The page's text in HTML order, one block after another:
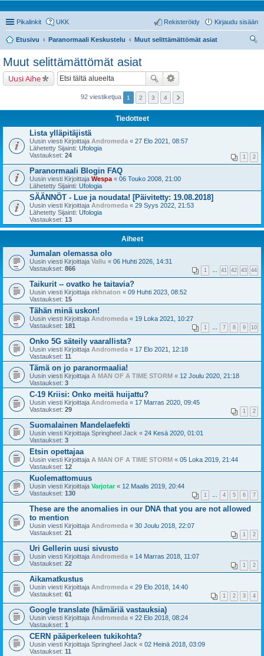
Pikalinkit UKK Kirjaudu sisään
Rekisteröidy
Etusivu Paranormaali Keskustelu
Muut selittämättömät asiat
Muut selittämättömät asiat
Uusi Aihe
92 viestiketjua 1 2 3 4
Tiedotteet
Lista ylläpitäjistä
Uusin viesti Kirjoittaja Andromeda « 27 Elo 2021, 08:57
Lähetetty Sijainti: Ufologia
Vastaukset: 24 1 2
Paranormaali Blogin FAQ
Uusin viesti Kirjoittaja Wespa « 06 Touko 2008, 21:00
Lähetetty Sijainti: Ufologia
SÄÄNNÖT - Lue ja noudata! [Päivitetty: 19.08.2018]
Uusin viesti Kirjoittaja Andromeda « 29 Syys 2022, 21:53
Lähetetty Sijainti: Ufologia
Vastaukset: 13
Aiheet
Jumalan olemassa olo
Uusin viesti Kirjoittaja Vallu « 06 Huhti 2026, 14:31
Vastaukset: 866 1 … 41 42 43 44
Taikurit -- ovatko he taitavia?
Uusin viesti Kirjoittaja ekhnaton « 09 Huhti 2023, 08:52
Vastaukset: 15
Tähän minä uskon!
Uusin viesti Kirjoittaja Andromeda « 19 Loka 2021, 10:27
Vastaukset: 181 1 … 7 8 9 10
Onko 5G säteily vaarallista?
Uusin viesti Kirjoittaja Andromeda « 17 Elo 2021, 12:18
Vastaukset: 11
Tämä on jo paranormaalia!
Uusin viesti Kirjoittaja A MAN OF A TIME STORM « 12 Joulu 2020, 21:18
Vastaukset: 3
C-19 Kriisi: Onko meitä huijattu?
Uusin viesti Kirjoittaja Andromeda « 17 Marras 2020, 09:45
Vastaukset: 29 1 2
Suomalainen Mandelaefekti
Uusin viesti Kirjoittaja Springheel Jack « 24 Kesä 2020, 01:01
Vastaukset: 3
Etsin opettajaa
Uusin viesti Kirjoittaja A MAN OF A TIME STORM « 05 Loka 2019, 21:44
Vastaukset: 12
Kuolemattomuus
Uusin viesti Kirjoittaja Varjotar « 12 Maalis 2019, 20:44
Vastaukset: 130 1 … 4 5 6 7
These are the anomalies in our DNA that you are not allowed
to mention
Uusin viesti Kirjoittaja Andromeda « 30 Joulu 2018, 22:07
Vastaukset: 21 1 2
Uri Gellerin uusi sivusto
Uusin viesti Kirjoittaja Andromeda « 14 Marras 2018, 11:07
Vastaukset: 22 1 2
Aikamatkustus
Uusin viesti Kirjoittaja Andromeda « 29 Elo 2018, 14:40
Vastaukset: 61 1 2 3 4
Google translate (hämäriä vastauksia)
Uusin viesti Kirjoittaja Andromeda « 22 Elo 2018, 08:24
Vastaukset: 1
CERN pääperkeleen tukikohta?
Uusin viesti Kirjoittaja Springheel Jack « 02 Heinä 2018, 03:09
Vastaukset: 11